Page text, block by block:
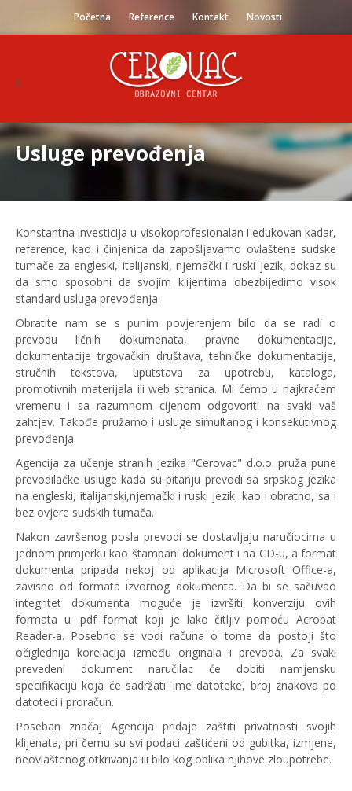
Početna Reference Kontakt Novosti
Usluge prevođenja
Konstantna investicija u visokoprofesionalan i edukovan kadar,
reference, kao i činjenica da zapošljavamo ovlaštene sudske
tumače za engleski, italijanski, njemački i ruski jezik, dokaz su
da smo sposobni da svojim klijentima obezbijedimo visok
standard usluga prevođenja.
Obratite nam se s punim povjerenjem bilo da se radi o
prevodu ličnih dokumenata, pravne dokumentacije,
dokumentacije trgovačkih društava, tehničke dokumentacije,
stručnih tekstova, uputstava za upotrebu, kataloga,
promotivnih materijala ili web stranica. Mi ćemo u najkraćem
vremenu i sa razumnom cijenom odgovoriti na svaki vaš
zahtjev. Takođe pružamo i usluge simultanog i konsekutivnog
prevođenja.
Agencija za učenje stranih jezika "Cerovac" d.o.o. pruža pune
prevodilačke usluge kada su pitanju prevodi sa srpskog jezika
na engleski, italijanski,njemački i ruski jezik, kao i obratno, sa i
bez ovjere sudskih tumača.
Nakon završenog posla prevodi se dostavljaju naručiocima u
jednom primjerku kao štampani dokument i na CD-u, a format
dokumenta pripada nekoj od aplikacija Microsoft Office-a,
zavisno od formata izvornog dokumenta. Da bi se sačuvao
integritet dokumenta moguće je izvršiti konverziju ovih
formata u .pdf format koji je lako čitljiv pomoću Acrobat
Reader-a. Posebno se vodi računa o tome da postoji što
očiglednija korelacija između originala i prevoda. Za svaki
prevedeni dokument naručilac će dobiti namjensku
specifikaciju koja će sadržati: ime datoteke, broj znakova po
datoteci i proračun.
Poseban značaj Agencija pridaje zaštiti privatnosti svojih
klijenata, pri čemu su svi podaci zaštićeni od gubitka, izmjene,
neovlaštenog otkrivanja ili bilo kog oblika njihove zloupotrebe.